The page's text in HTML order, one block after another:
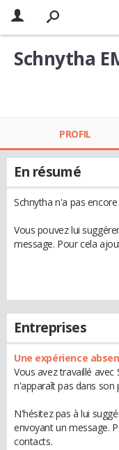
Schnytha
PROFIL
En résumé
Schnytha n'a pas
Vous pouvez lui
message. Pour cela
Entreprises
Une expérience
Vous avez travaillé avec
n'apparaît pas dans son
N'hésitez pas à lui
envoyant un message.
contacts.